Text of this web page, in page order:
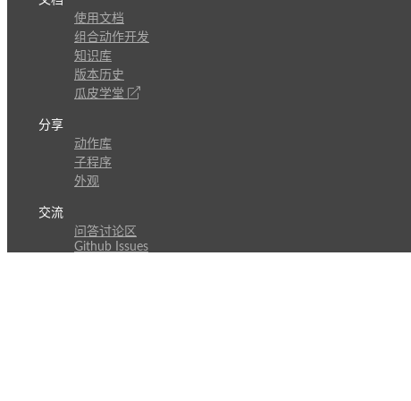
使用文档
组合动作开发
知识库
版本历史
瓜皮学堂
分享
动作库
子程序
外观
交流
问答讨论区
Github Issues